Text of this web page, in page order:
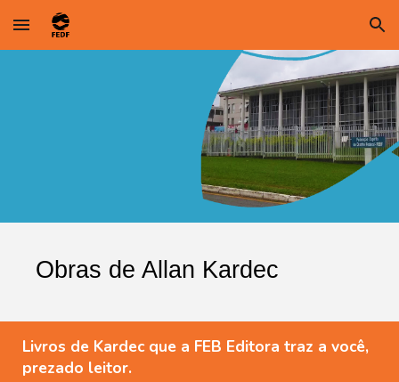
Skip to main content Skip to navigation
Obras de Allan Kardec
Livros de Kardec que a FEB Editora traz a você,
prezado leitor.